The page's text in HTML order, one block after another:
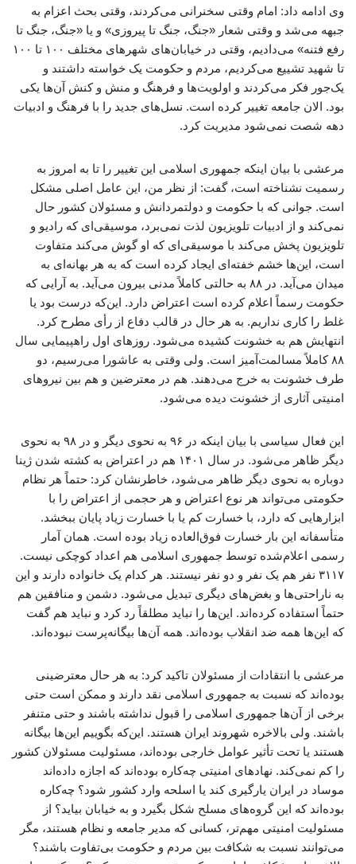
وی ادامه داد: امام وقتی سخنرانی می‌کردند، وقتی بحث اعزام به
جبهه می‌شد و وقتی شعار «جنگ، جنگ تا پیروزی» و یا «جنگ، جنگ تا
رفع فتنه» می‌دادیم، وقتی در خیابان‌های شهرهای مختلف ۱۰۰ تا ۱۰۰
تا شهید تشییع می‌کردیم، مردم و حکومت یک خواسته داشتند و
یک‌جور فکر می‌کردند و اولویت‌ها و فرهنگ و منش و کنش آن‌ها یکی
بود. الان جامعه تغییر کرده است. نسل‌های جدید را با فرهنگ و ادبیات
دهه شصت نمی‌شود مدیریت کرد.
مرعشی با بیان اینکه جمهوری اسلامی این تغییر را تا به امروز به
رسمیت نشناخته است، گفت: از نظر من، این عامل اصلی مشکل
است. جوانی که با حکومت و دولتمردانش و مسئولان کشور حال
نمی‌کند و از ادبیات تلویزیون لذت نمی‌برد، موسیقی‌ای که رادیو و
تلویزیون پخش می‌کند با موسیقی‌ای که او گوش می‌کند متفاوت
است، این‌ها خشم خفته‌ای ایجاد کرده است که به هر بهانه‌ای به
میدان می‌آید. در ۸۸ به حالتی کاملاً مدنی بیرون می‌آید. به آرایی که
حکومت رسماً اعلام کرده است اعتراض دارد. این‌که درست بود یا
غلط را کاری نداریم. به هر حال در قالب دفاع از رأی مطرح کرد.
انتهایش هم به خشونت کشیده می‌شود. روزهای اول راهپیمایی سال
۸۸ کاملاً مسالمت‌آمیز است. ولی وقتی به عاشورا می‌رسیم، دو
طرف خشونت به خرج می‌دهند. هم در معترضین و هم بین نیروهای
امنیتی آثاری از خشونت دیده می‌شود.
این فعال سیاسی با بیان اینکه در ۹۶ به نحوی دیگر و در ۹۸ به نحوی
دیگر ظاهر می‌شود. در سال ۱۴۰۱ هم در اعتراض به کشته شدن ژینا
دوباره به نحوی دیگر ظاهر می‌شود، خاطرنشان کرد: حتماً هر نظام
حکومتی می‌تواند هر نوع اعتراض و هر حجمی از اعتراض را با
ابزارهایی که دارد، با خسارت کم یا با خسارت زیاد پایان ببخشد.
متأسفانه این بار خسارت فوق‌العاده زیاد بوده است. همان آمار
رسمی اعلام‌شده توسط جمهوری اسلامی هم اعداد کوچکی نیست.
۳۱۱۷ نفر هم یک نفر و دو نفر نیستند. هر کدام یک خانواده دارند و این
به ناراحتی‌ها و بغض‌های دیگری تبدیل می‌شود. دشمن و منافقین هم
حتماً استفاده کرده‌اند. این‌ها را نباید مطلقاً رد کرد و نباید هم گفت
که این‌ها همه ضد انقلاب بوده‌اند. همه آن‌ها بیگانه‌پرست نبوده‌اند.
مرعشی با انتقادات از مسئولان تاکید کرد: به هر حال معترضینی
بوده‌اند که نسبت به جمهوری اسلامی نقد دارند و ممکن است حتی
برخی از آن‌ها جمهوری اسلامی را قبول نداشته باشند و حتی متنفر
باشند. ولی بالاخره شهروند ایران هستند. این‌که بگوییم این‌ها بیگانه
هستند یا تحت تأثیر عوامل خارجی بوده‌اند، مسئولیت مسئولان کشور
را کم نمی‌کند. نهادهای امنیتی چه‌کاره بوده‌اند که اجازه داده‌اند
موساد در ایران یارگیری کند یا اسلحه وارد کشور شود؟ چه‌کاره
بوده‌اند که این گروه‌های مسلح شکل بگیرد و به خیابان بیاید؟ از
مسئولیت امنیتی مهم‌تر، کسانی که مدیر جامعه و نظام هستند، مگر
می‌توانند نسبت به شکافت بین مردم و حکومت بی‌تفاوت باشند؟